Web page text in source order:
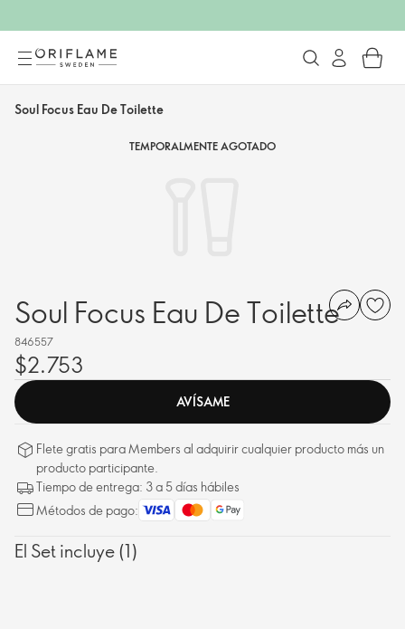
Soul Focus Eau De Toilette
TEMPORALMENTE AGOTADO
Soul Focus Eau De Toilette
846557
$2.753
AVÍSAME
Flete gratis para Members al adquirir cualquier producto más un
producto participante.
Tiempo de entrega: 3 a 5 días hábiles
Métodos de pago:
El Set incluye (1)